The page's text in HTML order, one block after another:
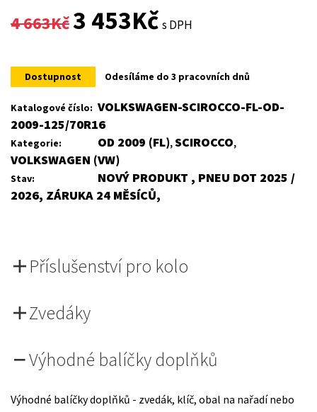
4 663Kč
Original
was:
4
663Kč.
3 453KčCurrent
is:
3
s DPH
Dostupnost Odesíláme do 3 pracovních dnů
Katalogové číslo: VOLKSWAGEN-SCIROCCO-FL-OD-
2009-125/70R16
Kategorie: OD 2009 (FL),SCIROCCO,
VOLKSWAGEN (VW)
Stav:
NOVÝ PRODUKT , PNEU DOT 2025 /
2026, ZÁRUKA 24 MĚSÍCŮ,
Příslušenství pro kolo
Zvedáky
Výhodné balíčky doplňků
Výhodné balíčky doplňků - zvedák, klíč, obal na nařadí nebo